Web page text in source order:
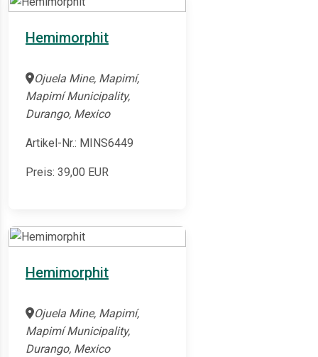
Hemimorphit
Ojuela Mine, Mapimí,
Mapimí Municipality,
Durango, Mexico
Artikel-Nr.: MINS6449
Preis: 39,00 EUR
Hemimorphit
Ojuela Mine, Mapimí,
Mapimí Municipality,
Durango, Mexico